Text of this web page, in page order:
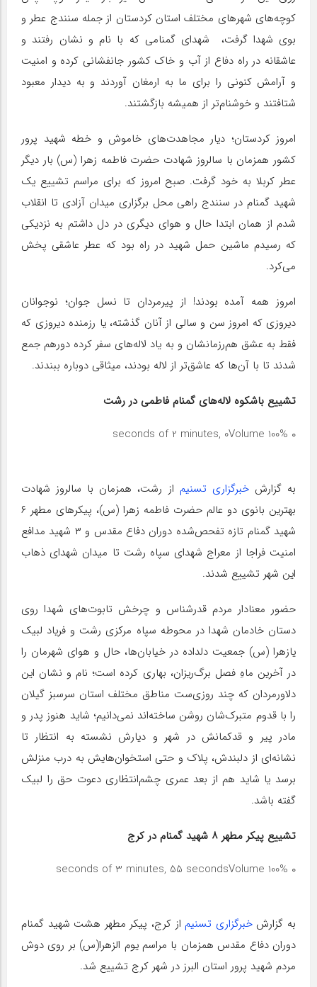
کوچه‌های شهرهای مختلف استان کردستان از جمله سنندج عطر و
بوی شهدا گرفت، شهدای گمنامی که با نام و نشان رفتند و
عاشقانه در راه دفاع از آب و خاک کشور جانفشانی کرده و امنیت
و آرامش کنونی را برای ما به ارمغان آوردند و به دیدار معبود
شتافتند و خوشنام‌تر از همیشه بازگشتند.
امروز کردستان؛ دیار مجاهدت‌های خاموش و خطه شهید پرور
کشور همزمان با سالروز شهادت حضرت فاطمه زهرا (س) بار دیگر
عطر کربلا به خود گرفت. صبح امروز که برای مراسم تشییع یک
شهید گمنام در سنندج راهی محل برگزاری میدان آزادی تا انقلاب
شدم از همان ابتدا حال و هوای دیگری در دل داشتم به نزدیکی
که رسیدم ماشین حمل شهید در راه بود که عطر عاشقی پخش
می‌کرد.
امروز همه آمده بودند! از پیرمردان تا نسل جوان؛ نوجوانان
دیروزی که امروز سن و سالی از آنان گذشته، یا رزمنده دیروزی که
فقط به عشق هم‌رزمانشان و به یاد لاله‌های سفر کرده‌ دورهم جمع
شدند تا با آن‌ها که عاشق‌تر از لاله بودند، میثاقی دوباره ببندند.
تشییع باشکوه لاله‌های گمنام فاطمی در رشت
۰ seconds of 2 minutes, 0 Volume 100%
به گزارشخبرگزاری تسنیم از رشت، همزمان با سالروز شهادت
بهترین بانوی دو عالم حضرت فاطمه زهرا (س)، پیکرهای مطهر ۶
شهید گمنام تازه تفحص‌شده دوران دفاع مقدس و ۳ شهید مدافع
امنیت فراجا از معراج شهدای سپاه رشت تا میدان شهدای ذهاب
این شهر تشییع شدند.
حضور معنادار مردم قدرشناس و چرخش تابوت‌های شهدا روی
دستان خادمان شهدا در محوطه سپاه مرکزی رشت و فریاد لبیک
یازهرا (س) جمعیت دلداده در خیابان‌ها، حال و هوای شهرمان را
در آخرین ماهِ فصل برگ‌ریزان، بهاری کرده است؛ نام و نشان این
دلاورمردان که چند روزی‌ست مناطق مختلف استان سرسبز گیلان
را با قدوم متبرک‌شان روشن ساخته‌اند نمی‌دانیم؛ شاید هنوز پدر و
مادر پیر و قدکمانش در شهر و دیارش نشسته به انتظار تا
نشانه‌ای از دلبندش، پلاک و حتی استخوان‌هایش به درب منزلش
برسد یا شاید هم از بعد عمری چشم‌انتظاری دعوت حق را لبیک
گفته باشد.
تشییع پیکر مطهر ۸ شهید گمنام در کرج
۰ seconds of 3 minutes, 55 seconds Volume 100%
به گزارشخبرگزاری تسنیماز کرج، پیکر مطهر هشت شهید گمنام
دوران دفاع مقدس همزمان با مراسم یوم الزهرا(س) بر روی دوش
مردم شهید پرور استان البرز در شهر کرج تشییع شد.